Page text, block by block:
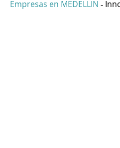
Empresas en MEDELLIN -